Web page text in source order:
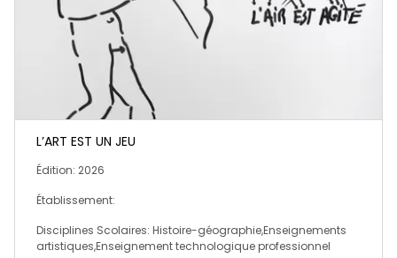
L’ART EST UN JEU
Édition: 2026
Établissement:
Disciplines Scolaires: Histoire-géographie,Enseignements
artistiques,Enseignement technologique professionnel